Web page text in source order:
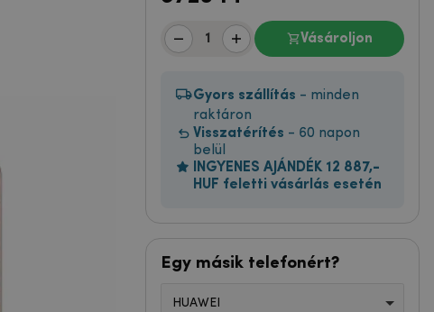
Vásároljon
Gyors szállítás - minden
raktáron
Visszatérítés - 60 napon
belül
INGYENES AJÁNDÉK 12 887,-
HUF feletti vásárlás esetén
Egy másik telefonért?
HUAWEI